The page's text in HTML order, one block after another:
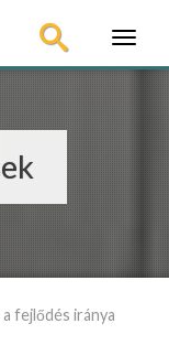
fejlődés iránya